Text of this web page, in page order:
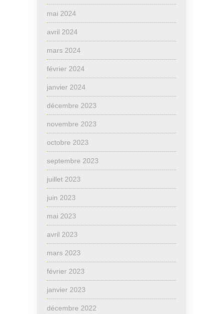
mai 2024
avril 2024
mars 2024
février 2024
janvier 2024
décembre 2023
novembre 2023
octobre 2023
septembre 2023
juillet 2023
juin 2023
mai 2023
avril 2023
mars 2023
février 2023
janvier 2023
décembre 2022